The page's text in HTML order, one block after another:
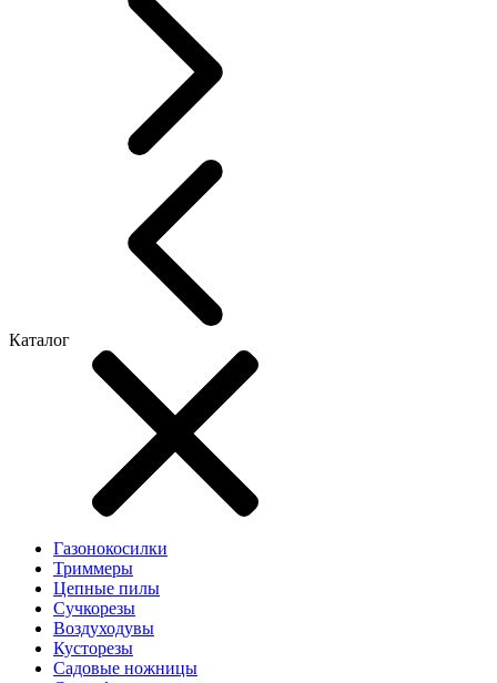
Каталог
Газонокосилки
Триммеры
Цепные пилы
Cучкорезы
Воздуходувы
Кусторезы
Садовые ножницы